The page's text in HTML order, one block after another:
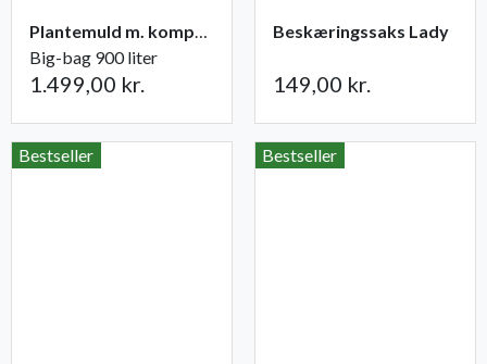
Plantemuld m. kompost fra Champost
Big-bag 900 liter
1.499,00 kr.
Beskæringssaks Lady
149,00 kr.
Bestseller Bestseller